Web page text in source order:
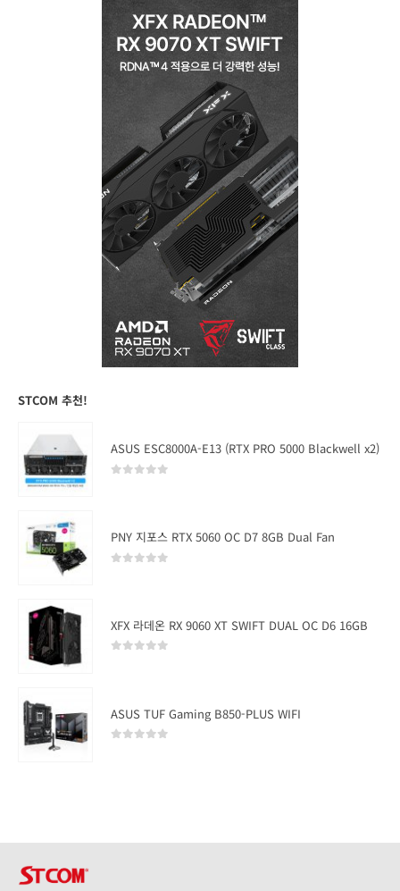
STCOM 추천!
ASUS ESC8000A-E13 (RTX PRO 5000 Blackwell x2)
PNY 지포스 RTX 5060 OC D7 8GB Dual Fan
XFX 라데온 RX 9060 XT SWIFT DUAL OC D6 16GB
ASUS TUF Gaming B850-PLUS WIFI